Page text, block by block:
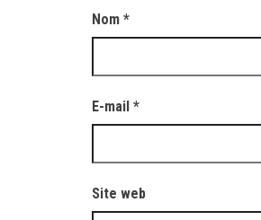
Nom *
E-mail *
Site web